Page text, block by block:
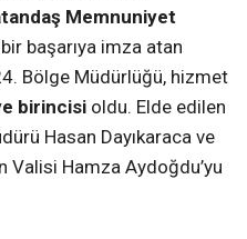
Memnuniyet
başarıya imza atan
Bölge Müdürlüğü, hizmet
birincisi oldu. Elde edilen
Hasan Dayıkaraca ve
Valisi Hamza Aydoğdu’yu